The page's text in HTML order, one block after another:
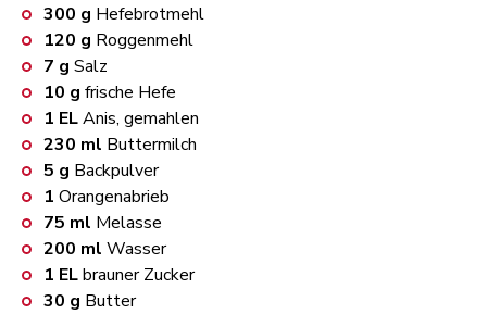
300 g Hefebrotmehl
120 g Roggenmehl
7 g Salz
10 g frische Hefe
1 ELAnis, gemahlen
230 ml Buttermilch
5 g Backpulver
1 Orangenabrieb
75 ml Melasse
200 ml Wasser
1 ELbrauner Zucker
30 g Butter